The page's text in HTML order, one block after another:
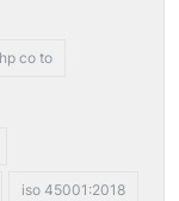
co to
iso 45001:2018